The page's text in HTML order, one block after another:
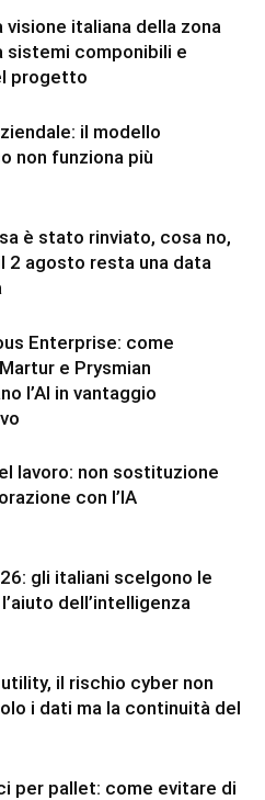
visione italiana della zona
sistemi componibili e
progetto
il modello
non funziona più
è stato rinviato, cosa no,
2 agosto resta una data
Enterprise: come
e Prysmian
l’AI in vantaggio
lavoro: non sostituzione
con l’IA
gli italiani scelgono le
dell’intelligenza
il rischio cyber non
i dati ma la continuità del
per pallet: come evitare di